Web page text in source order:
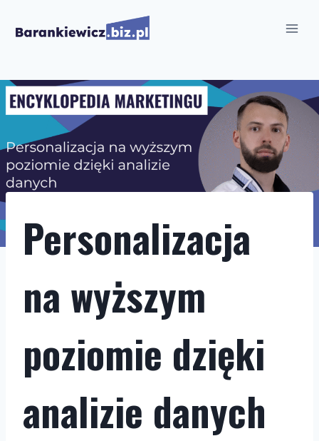
Personalizacja
na wyższym
poziomie dzięki
analizie danych